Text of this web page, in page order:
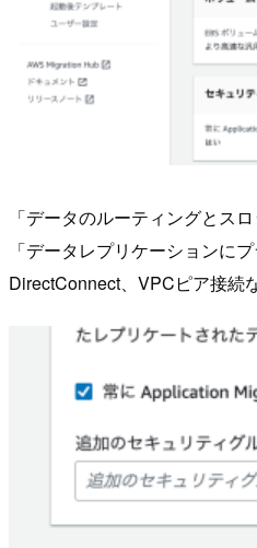
「データのルーティングとス
「データレプリケーションに
DirectConnect、VPCピア接続